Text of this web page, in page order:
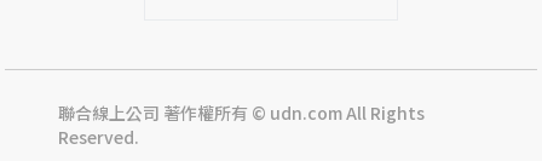
聯合線上公司 著作權所有 © udn.com All Rights
Reserved.